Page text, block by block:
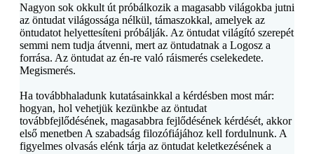
Nagyon sok okkult út próbálkozik a magasabb világokba jutni
az öntudat világossága nélkül, támaszokkal, amelyek az
öntudatot helyettesíteni próbálják. Az öntudat világító szerepét
semmi nem tudja átvenni, mert az öntudatnak a Logosz a
forrása. Az öntudat az én-re való ráismerés cselekedete.
Megismerés.
Ha továbbhaladunk kutatásainkkal a kérdésben most már:
hogyan, hol vehetjük kezünkbe az öntudat
továbbfejlődésének, magasabbra fejlődésének kérdését, akkor
első menetben A szabadság filozófiájához kell fordulnunk. A
figyelmes olvasás elénk tárja az öntudat keletkezésének a